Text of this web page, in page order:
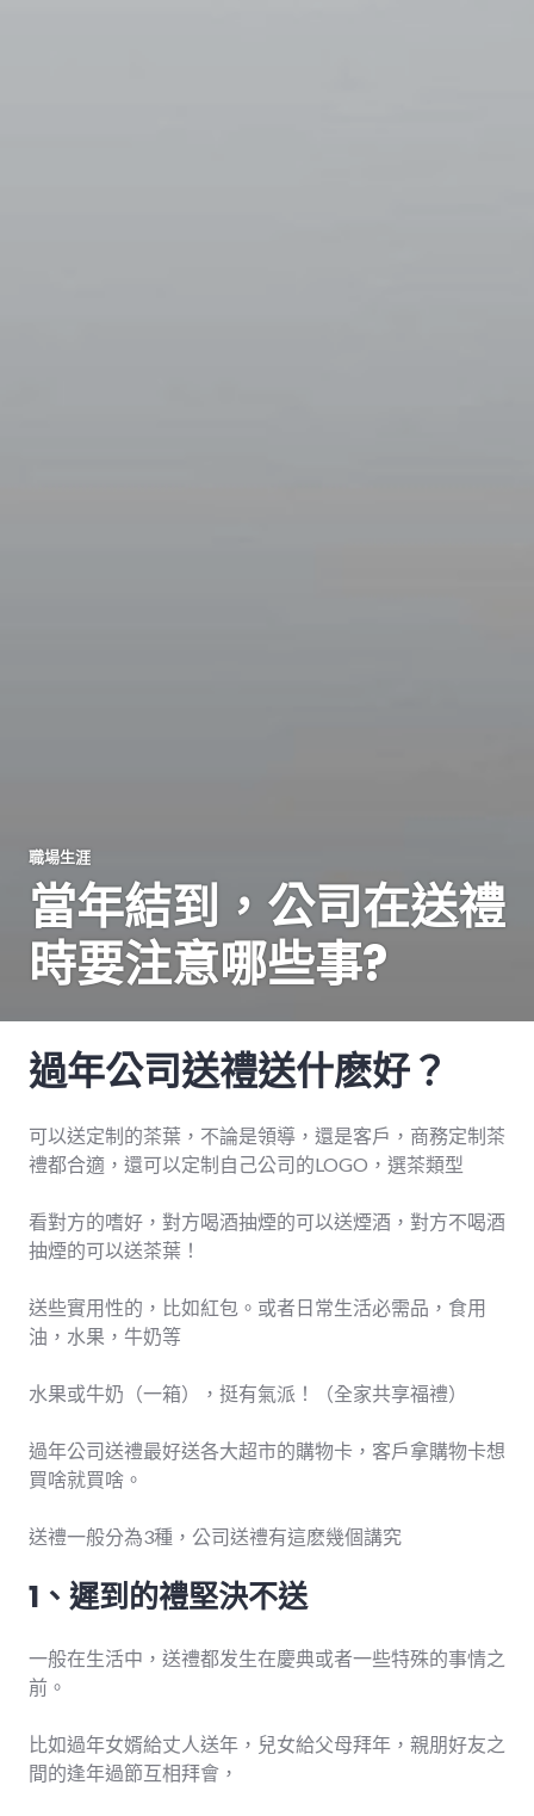
職場生涯
當年結到，公司在送禮
時要注意哪些事?
過年公司送禮送什麽好？
可以送定制的茶葉，不論是領導，還是客戶，商務定制茶
禮都合適，還可以定制自己公司的LOGO，選茶類型
看對方的嗜好，對方喝酒抽煙的可以送煙酒，對方不喝酒
抽煙的可以送茶葉！
送些實用性的，比如紅包。或者日常生活必需品，食用
油，水果，牛奶等
水果或牛奶（一箱），挺有氣派！（全家共享福禮）
過年公司送禮最好送各大超市的購物卡，客戶拿購物卡想
買啥就買啥。
送禮一般分為3種，公司送禮有這麽幾個講究
1、遲到的禮堅決不送
一般在生活中，送禮都发生在慶典或者一些特殊的事情之
前。
比如過年女婿給丈人送年，兒女給父母拜年，親朋好友之
間的逢年過節互相拜會，